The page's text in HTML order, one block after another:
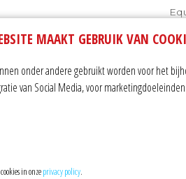
privacy statement
MAAKT GEBRUIK VAN
onder andere gebruikt worden voor het
van Social Media, voor marketingdoeleinden.
in onzeprivacy policy.